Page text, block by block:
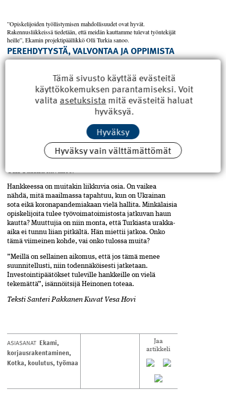
”Opiskelijoiden työllistymisen mahdollisuudet ovat hyvät.
Rakennusliikkeissä tiedetään, että­ meidän kauttamme tulevat työntekijät
heille”, Ekamin projekti­päällikkö Olli Turkia sanoo.
PEREHDYTYSTÄ, VALVONTAA JA OPPIMISTA
Turkia pitää porukan vaihtuvuutta. Tähän mennessä
työmaalla on perehdytetty 72 opiskelijaa, ja nyt sinne
on tullut kymmenkunta uutta tekijää. Osa opiskelijoista
lähtee pois työmaalta joko valmistuttuaan tai
suorittaakseen tutkinnon muita osia toisaalla. Toisia
”Siellä sinulla on vaikka laatoittaja, joka on ollut töissä
20 vuotta ja osaa tehdä työn loppuun asti. Täällä on
ajettava jokainen opiskelija aina sisään ja valvottava,
Olli Turkia
Hankkeessa on muitakin liikkuvia osia. On vaikea
nähdä, mitä maailmassa tapahtuu, kun on Ukrainan
sota eikä koronapandemiakaan vielä hallita. Minkälaisia
opiskelijoita tulee työvoimatoimistosta jatkuvan haun
kautta? Muuttujia on niin monta, että Turkiasta urakka-
aika ei tunnu liian pitkältä. Hän miettii jatkoa. Onko
tämä viimeinen kohde, vai onko tulossa muita?
”Meillä on sellainen aikomus, että jos tämä menee
suunnitellusti, niin todennäköisesti jatketaan.
Investointipäätökset tuleville hankkeille on vielä
tekemättä”, isännöitsijä Heinonen toteaa.
Teksti Santeri Pakkanen Kuvat Vesa Hovi
ASIASANAT Ekami,
korjausrakentaminen,
Kotka, koulutus, työmaa
Jaa
artikkeli
Tämä sivusto käyttää evästeitä
käyttökokemuksen parantamiseksi. Voit
valita asetuksista mitä evästeitä haluat
hyväksyä.
Hyväksy
Hyväksy vain välttämättömät